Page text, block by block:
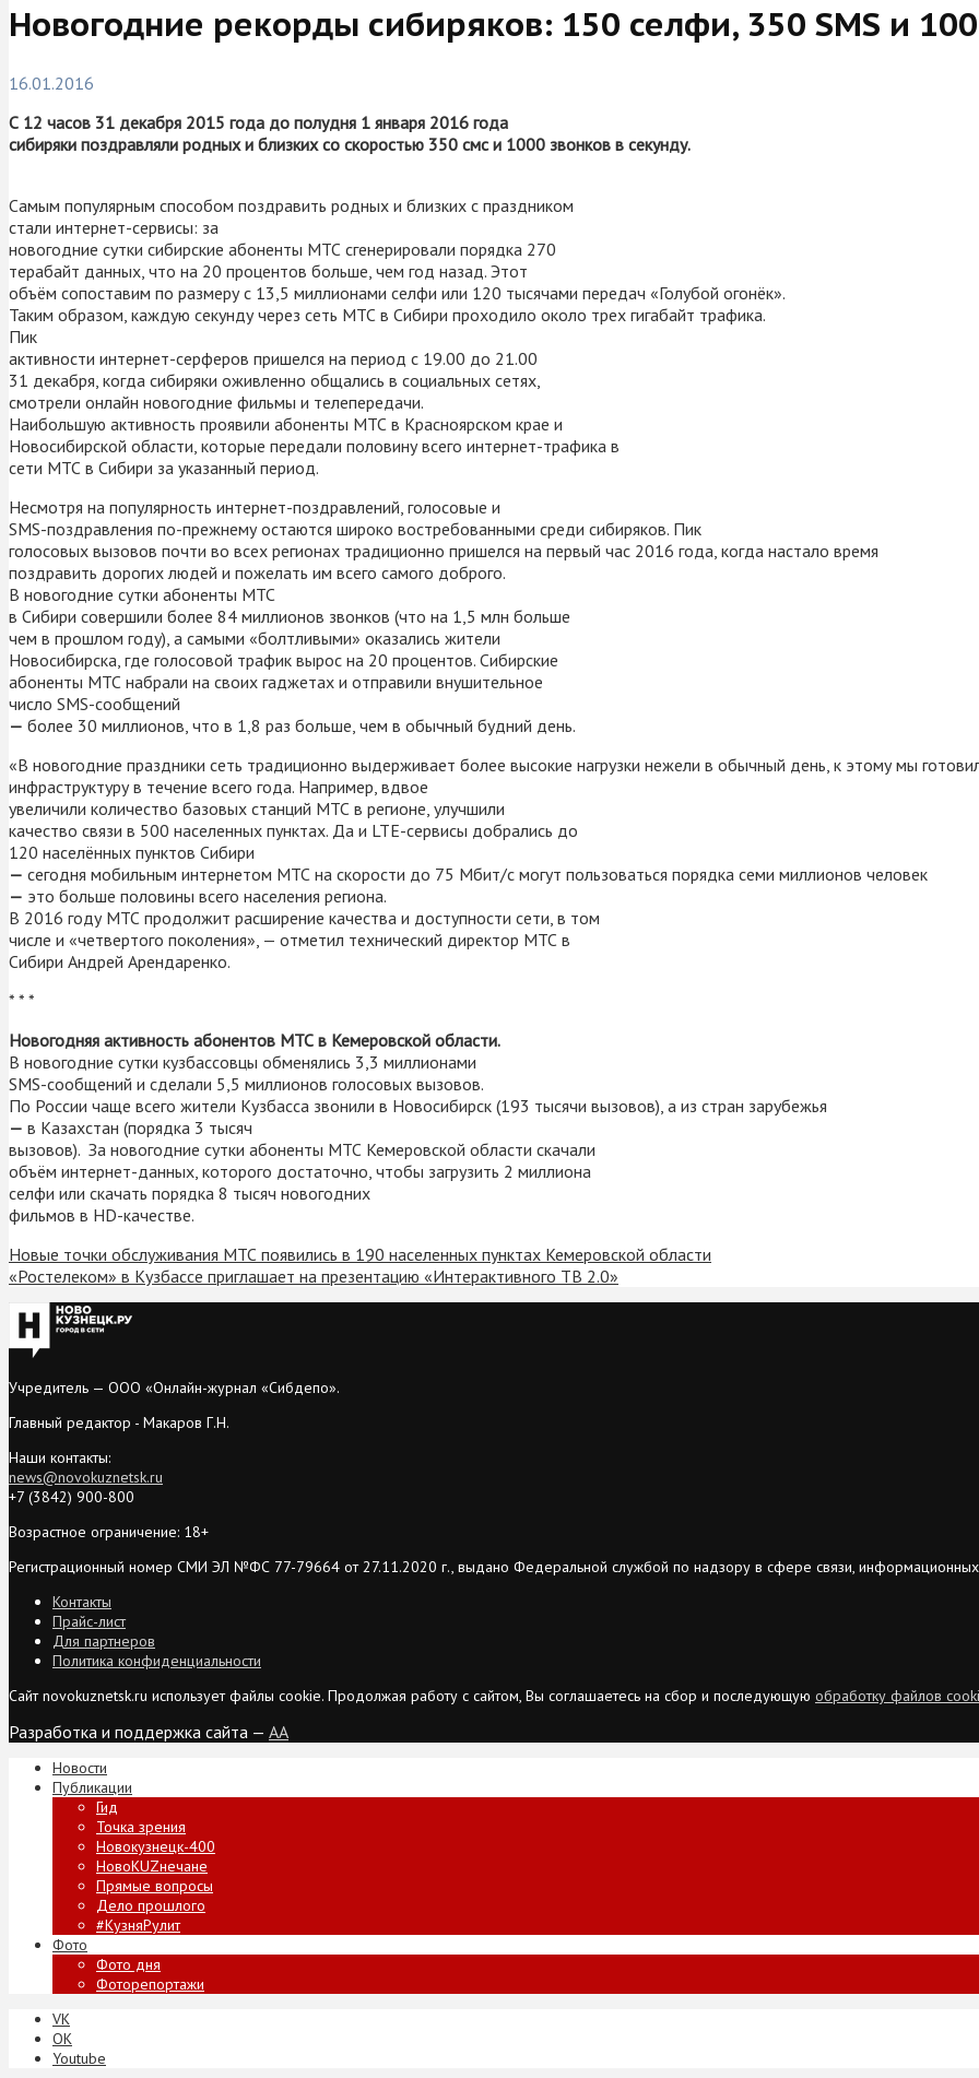
Новогодние рекорды сибиряков: 150 селфи, 350 SMS и
16.01.2016
С 12 часов 31 декабря 2015 года до полудня 1 января 2016 года
сибиряки поздравляли родных и близких со скоростью 350 смс и 1000 звонков в секунду.
Самым популярным способом поздравить родных и близких с праздником
стали интернет-сервисы: за
новогодние сутки сибирские абоненты МТС сгенерировали порядка 270
терабайт данных, что на 20 процентов больше, чем год назад. Этот
объём сопоставим по размеру с 13,5 миллионами селфи или 120 тысячами передач «Голубой огонёк».
Таким образом, каждую секунду через сеть МТС в Сибири проходило около трех гигабайт трафика.
Пик
активности интернет-серферов пришелся на период с 19.00 до 21.00
31 декабря, когда сибиряки оживленно общались в социальных сетях,
смотрели онлайн новогодние фильмы и телепередачи.
Наибольшую активность проявили абоненты МТС в Красноярском крае и
Новосибирской области, которые передали половину всего интернет-трафика в
сети МТС в Сибири за указанный период.
Несмотря на популярность интернет-поздравлений, голосовые и
SMS-поздравления по-прежнему остаются широко востребованными среди сибиряков. Пик
голосовых вызовов почти во всех регионах традиционно пришелся на первый час 2016 года, когда настало время
поздравить дорогих людей и пожелать им всего самого доброго.
В новогодние сутки абоненты МТС
в Сибири совершили более 84 миллионов звонков (что на 1,5 млн больше
чем в прошлом году), а самыми «болтливыми» оказались жители
Новосибирска, где голосовой трафик вырос на 20 процентов. Сибирские
абоненты МТС набрали на своих гаджетах и отправили внушительное
число SMS-сообщений
— более 30 миллионов, что в 1,8 раз больше, чем в обычный будний день.
«В новогодние праздники сеть традиционно выдерживает более высокие нагрузки нежели в обычный день, к этому мы
инфраструктуру в течение всего года. Например, вдвое
увеличили количество базовых станций МТС в регионе, улучшили
качество связи в 500 населенных пунктах. Да и LTE-сервисы добрались до
120 населённых пунктов Сибири
— сегодня мобильным интернетом МТС на скорости до 75 Мбит/с могут пользоваться порядка семи миллионов человек
— это больше половины всего населения региона.
В 2016 году МТС продолжит расширение качества и доступности сети, в том
числе и «четвертого поколения», — отметил технический директор МТС в
Сибири Андрей Арендаренко.
* * *
Новогодняя активность абонентов МТС в Кемеровской области.
В новогодние сутки кузбассовцы обменялись 3,3 миллионами
SMS-сообщений и сделали 5,5 миллионов голосовых вызовов.
По России чаще всего жители Кузбасса звонили в Новосибирск (193 тысячи вызовов), а из стран зарубежья
— в Казахстан (порядка 3 тысяч
вызовов). За новогодние сутки абоненты МТС Кемеровской области скачали
объём интернет-данных, которого достаточно, чтобы загрузить 2 миллиона
селфи или скачать порядка 8 тысяч новогодних
фильмов в HD-качестве.
Новые точки обслуживания МТС появились в 190 населенных пунктах Кемеровской области
«Ростелеком» в Кузбассе приглашает на презентацию «Интерактивного ТВ 2.0»
Учредитель — ООО «Онлайн-журнал «Сибдепо».
Главный редактор - Макаров Г.Н.
Наши контакты:
news@novokuznetsk.ru
+7 (3842) 900-800
Возрастное ограничение: 18+
Регистрационный номер СМИ ЭЛ №ФС 77-79664 от 27.11.2020 г., выдано Федеральной службой по надзору в сфере связи, информационных
Контакты
Прайс-лист
Для партнеров
Политика конфиденциальности
Сайт novokuznetsk.ru использует файлы cookie. Продолжая работу с сайтом, Вы соглашаетесь на сбор и последующую обработку файлов
Разработка и поддержка сайта — AA
Новости
Публикации
Гид
Точка зрения
Новокузнецк-400
НовоKUZнечане
Прямые вопросы
Дело прошлого
#КузняРулит
Фото
Фото дня
Фоторепортажи
VK
ОК
Youtube